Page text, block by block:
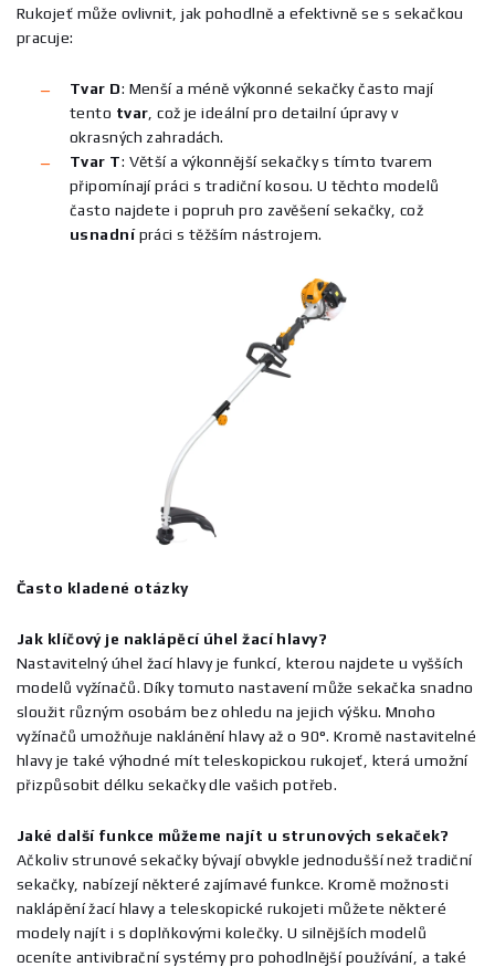
Rukojeť může ovlivnit, jak pohodlně a efektivně se s sekačkou
pracuje:
Tvar D: Menší a méně výkonné sekačky často mají
tento tvar , což je ideální pro detailní úpravy v
okrasných zahradách.
Tvar T: Větší a výkonnější sekačky s tímto tvarem
připomínají práci s tradiční kosou. U těchto modelů
často najdete i popruh pro zavěšení sekačky, což
usnadnípráci s těžším nástrojem.
Často kladené otázky
Jak klíčový je naklápěcí úhel žací hlavy?
Nastavitelný úhel žací hlavy je funkcí, kterou najdete u vyšších
modelů vyžínačů. Díky tomuto nastavení může sekačka snadno
sloužit různým osobám bez ohledu na jejich výšku. Mnoho
vyžínačů umožňuje naklánění hlavy až o 90°. Kromě nastavitelné
hlavy je také výhodné mít teleskopickou rukojeť, která umožní
přizpůsobit délku sekačky dle vašich potřeb.
Jaké další funkce můžeme najít u strunových sekaček?
Ačkoliv strunové sekačky bývají obvykle jednodušší než tradiční
sekačky, nabízejí některé zajímavé funkce. Kromě možnosti
naklápění žací hlavy a teleskopické rukojeti můžete některé
modely najít i s doplňkovými kolečky. U silnějších modelů
oceníte antivibrační systémy pro pohodlnější používání, a také